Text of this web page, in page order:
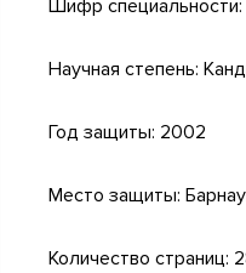
Шифр специальности:
Научная степень:
Год защиты: 2002
Место защиты:
Количество страниц: